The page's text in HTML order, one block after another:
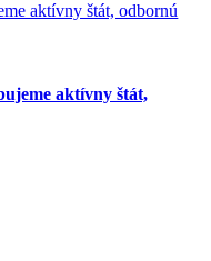
aktívny štát, odbornú
aktívny štát,